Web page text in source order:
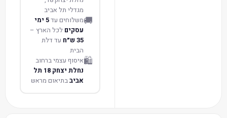
מגדלי תל אביב
🚚משלוחים עד 5 ימי
עסקים לכל הארץ –
35 ש״ח
עד דלת
הבית
🛍️איסוף עצמי ברחוב
נחלת יצחק 18 תל
אביבבתיאום מראש